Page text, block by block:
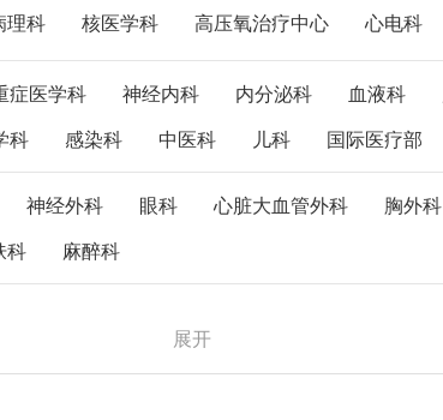
理科 核医学科 高压氧治疗中心 心电科
症医学科 神经内科 内分泌科 血液科
科 感染科 中医科 儿科 国际医疗部
神经外科 眼科 心脏大血管外科 胸外科
科 麻醉科
展开